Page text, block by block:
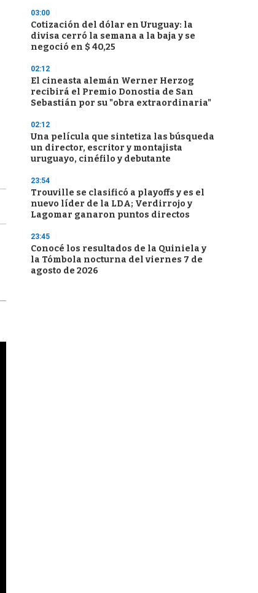
03:00
Cotización del dólar en Uruguay: la
divisa cerró la semana a la baja y se
negoció en $ 40,25
02:12
El cineasta alemán Werner Herzog
recibirá el Premio Donostia de San
Sebastián por su "obra extraordinaria"
02:12
Una película que sintetiza las búsqueda
un director, escritor y montajista
uruguayo, cinéfilo y debutante
23:54
Trouville se clasificó a playoffs y es el
nuevo líder de la LDA; Verdirrojo y
Lagomar ganaron puntos directos
23:45
Conocé los resultados de la Quiniela y
la Tómbola nocturna del viernes 7 de
agosto de 2026